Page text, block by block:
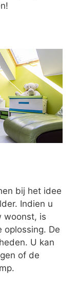
bij het idee
Indien u
woonst, is
oplossing. De
U kan
of de